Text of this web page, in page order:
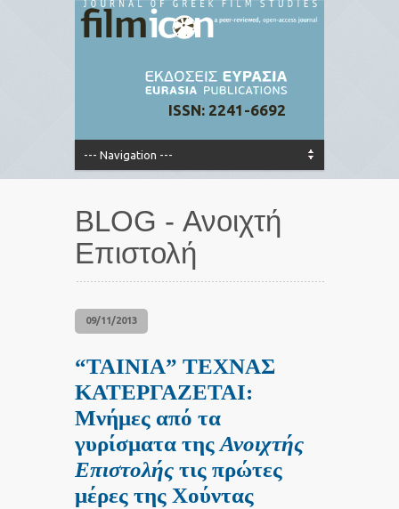
ISSN: 2241-6692
BLOG - Ανοιχτή
Επιστολή
09/11/2013
“ΤΑΙΝΙΑ” ΤΕΧΝΑΣ
ΚΑΤΕΡΓΑΖΕΤΑΙ:
Μνήμες από τα
γυρίσματα της Ανοιχτής
Επιστολής τις πρώτες
μέρες της Χούντας